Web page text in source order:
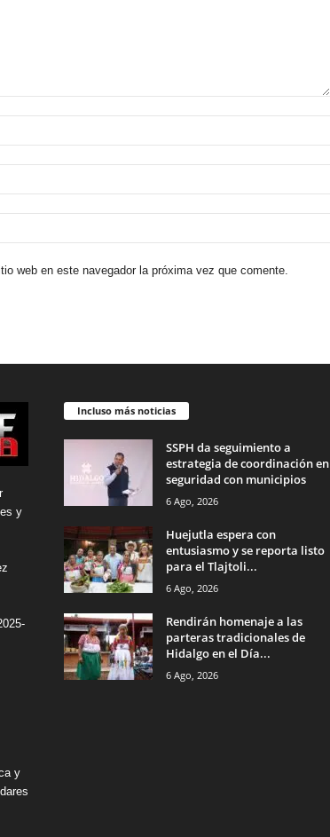
web en este navegador la próxima vez que comente.
y
y
Incluso más noticias
SSPH da seguimiento a
estrategia de coordinación en
seguridad con municipios
6 Ago, 2026
Huejutla espera con
entusiasmo y se reporta listo
para el Tlajtoli...
6 Ago, 2026
Rendirán homenaje a las
parteras tradicionales de
Hidalgo en el Día...
6 Ago, 2026